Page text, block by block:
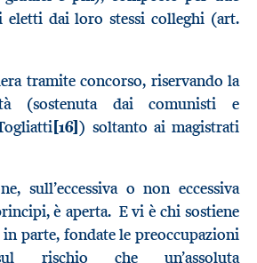
eletti dai loro stessi colleghi (art.
tramite concorso, riservando la
(sostenuta dai comunisti e
[16]) soltanto ai magistrati
sull’eccessiva o non eccessiva
è aperta. E vi è chi sostiene
in parte, fondate le preoccupazioni
rischio che un’assoluta